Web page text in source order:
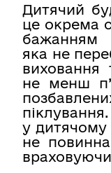
Дитячий
це окрема
бажанням
яка не
виховання
не менш
піклування.
у дитячому
не